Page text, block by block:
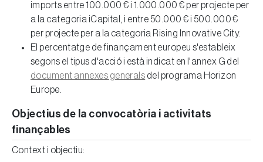
imports entre 100.000 € i 1.000.000 € per projecte per
a la categoria iCapital, i entre 50.000 € i 500.000 €
per projecte per a la categoria Rising Innovative City.
El percentatge de finançament europeu s'estableix
segons el tipus d'acció i està indicat en l'annex G del
document annexes generals del programa Horizon
Europe.
Objectius de la convocatòria i activitats
finançables
Context i objectiu: